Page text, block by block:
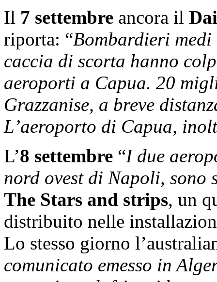
Il 7 settembre ancora il
riporta: “Bombardieri
caccia di scorta hanno
aeroporti a Capua. 20
Grazzanise, a breve
L’aeroporto di Capua,
L’8 settembre “I due
nord ovest di Napoli,
The Stars and strips, un
distribuito nelle
Lo stesso giorno
comunicato emesso in